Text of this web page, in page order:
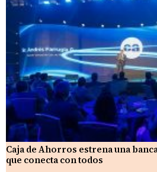
Caja de Ahorros estrena una
que conecta con todos